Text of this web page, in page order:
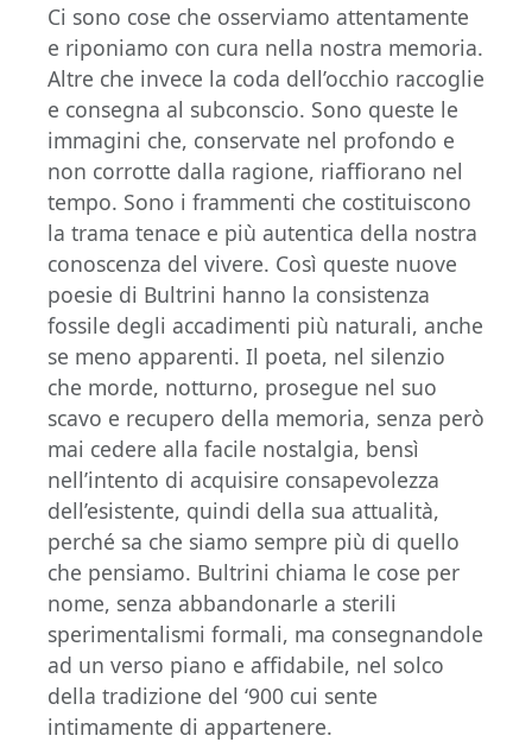
Ci sono cose che osserviamo attentamente
e riponiamo con cura nella nostra memoria.
Altre che invece la coda dell’occhio raccoglie
e consegna al subconscio. Sono queste le
immagini che, conservate nel profondo e
non corrotte dalla ragione, riaffiorano nel
tempo. Sono i frammenti che costituiscono
la trama tenace e più autentica della nostra
conoscenza del vivere. Così queste nuove
poesie di Bultrini hanno la consistenza
fossile degli accadimenti più naturali, anche
se meno apparenti. Il poeta, nel silenzio
che morde, notturno, prosegue nel suo
scavo e recupero della memoria, senza però
mai cedere alla facile nostalgia, bensì
nell’intento di acquisire consapevolezza
dell’esistente, quindi della sua attualità,
perché sa che siamo sempre più di quello
che pensiamo. Bultrini chiama le cose per
nome, senza abbandonarle a sterili
sperimentalismi formali, ma consegnandole
ad un verso piano e affidabile, nel solco
della tradizione del ‘900 cui sente
intimamente di appartenere.